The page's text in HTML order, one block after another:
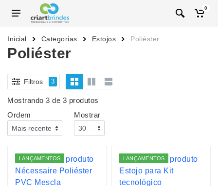
0
Inicial Categorias Estojos Poliéster
Poliéster
Filtros 3
Mostrando 3 de 3 produtos
Ordem
Mostrar
LANÇAMENTOS LANÇAMENTOS